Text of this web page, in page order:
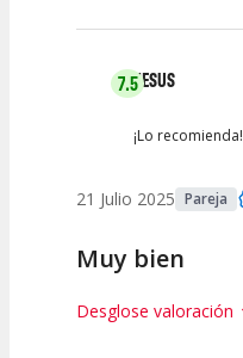
7.5JESUS
¡Lo recomienda!
21 Julio 2025 Pareja
Muy bien
Desglose valoración